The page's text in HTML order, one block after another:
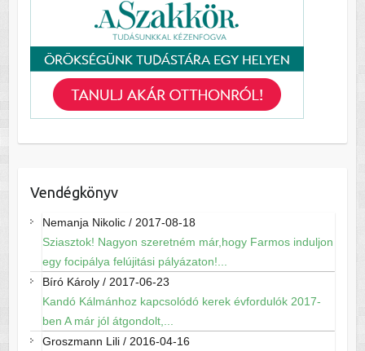
Vendégkönyv
Nemanja Nikolic/ 2017-08-18
Sziasztok! Nagyon szeretném már,hogy Farmos induljon
egy focipálya felújitási pályázaton!...
Bíró Károly/ 2017-06-23
Kandó Kálmánhoz kapcsolódó kerek évfordulók 2017-
ben A már jól átgondolt,...
Groszmann Lili/ 2016-04-16